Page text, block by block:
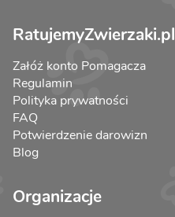
RatujemyZwierzaki.pl
Załóż konto Pomagacza
Regulamin
Polityka prywatności
FAQ
Potwierdzenie darowizn
Blog
Organizacje